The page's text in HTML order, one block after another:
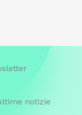
notizie